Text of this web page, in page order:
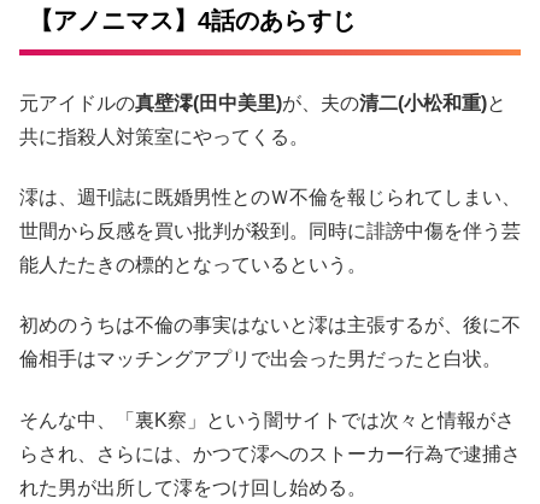
【アノニマス】4話のあらすじ
元アイドルの真壁澪(田中美里)が、夫の清二(小松和重)と
共に指殺人対策室にやってくる。
澪は、週刊誌に既婚男性とのＷ不倫を報じられてしまい、
世間から反感を買い批判が殺到。同時に誹謗中傷を伴う芸
能人たたきの標的となっているという。
初めのうちは不倫の事実はないと澪は主張するが、後に不
倫相手はマッチングアプリで出会った男だったと白状。
そんな中、「裏K察」という闇サイトでは次々と情報がさ
らされ、さらには、かつて澪へのストーカー行為で逮捕さ
れた男が出所して澪をつけ回し始める。